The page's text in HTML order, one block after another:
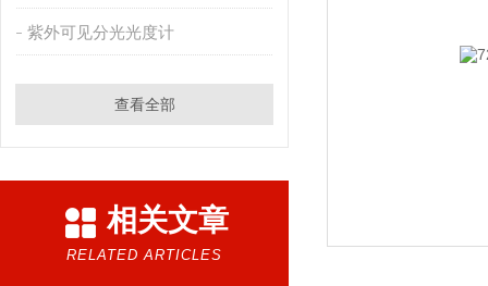
紫外可见分光光度计
查看全部
相关文章
RELATED ARTICLES